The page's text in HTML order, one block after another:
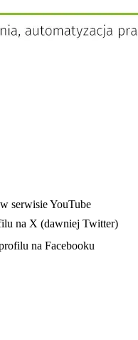
serwisie YouTube
na X (dawniej Twitter)
na Facebooku